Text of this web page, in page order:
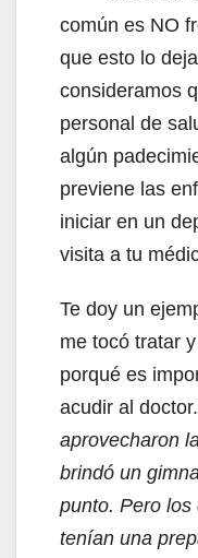
común es NO
que esto lo
consideramos
personal de
algún
previene las
iniciar en un
visita a tu
Te doy un
me tocó tratar
porqué es
acudir al doctor.
aprovecharon
brindó un
punto. Pero
tenían una